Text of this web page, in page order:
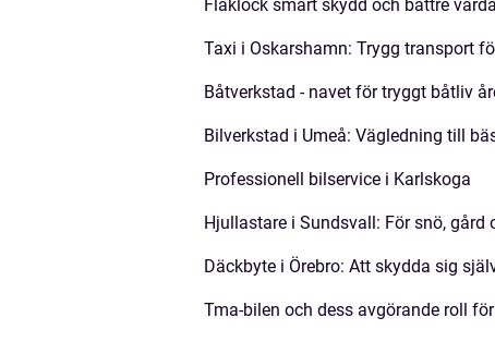
Flaklock smart skydd och bättre
Taxi i Oskarshamn: Trygg transport
Båtverkstad - navet för tryggt båtliv
Bilverkstad i Umeå: Vägledning till
Professionell bilservice i Karlskoga
Hjullastare i Sundsvall: För snö, gård
Däckbyte i Örebro: Att skydda sig
Tma-bilen och dess avgörande roll